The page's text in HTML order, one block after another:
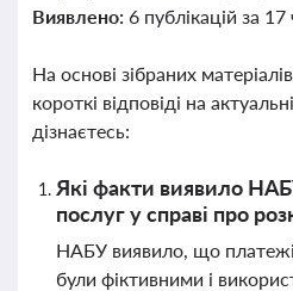
Виявлено: 6 публікацій за 17
На основі зібраних
короткі відповіді на
дізнаєтесь:
Які факти виявило
послуг у справі про
НАБУ виявило, що платежі
були фіктивними і